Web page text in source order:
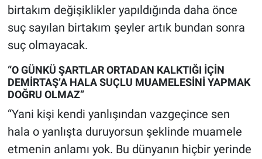
birtakım değişiklikler yapıldığında daha önce
suç sayılan birtakım şeyler artık bundan sonra
suç olmayacak.
“O GÜNKÜ ŞARTLAR ORTADAN KALKTIĞI İÇİN
DEMİRTAŞ’A HALA SUÇLU MUAMELESİNİ YAPMAK
DOĞRU OLMAZ”
“Yani kişi kendi yanlışından vazgeçince sen
hala o yanlışta duruyorsun şeklinde muamele
etmenin anlamı yok. Bu dünyanın hiçbir yerinde